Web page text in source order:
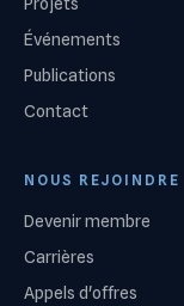
Événements
Publications
Contact
NOUS REJOINDRE
Devenir membre
Carrières
Appels d'offres